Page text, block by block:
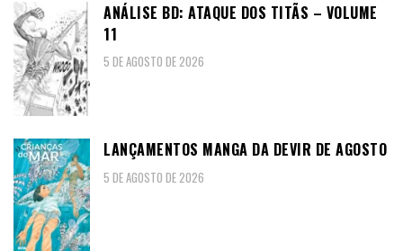
ANÁLISE BD: ATAQUE DOS TITÃS – VOLUME
11
5 DE AGOSTO DE 2026
LANÇAMENTOS MANGA DA DEVIR DE AGOSTO
5 DE AGOSTO DE 2026